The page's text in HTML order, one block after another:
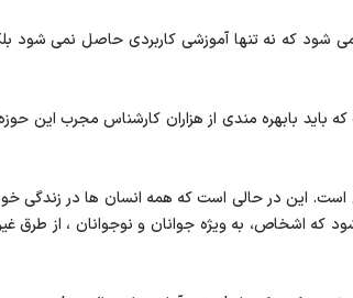
شود که نه تنها آموزشی کاربردی حاصل نمی شود
بابهره مندی از هزاران کارشناس مجرب این حوزه
است. این در حالی است که همه انسان ها در زندگی
که اشخاص، به ویژه جوانان و نوجوانان ، از طرق